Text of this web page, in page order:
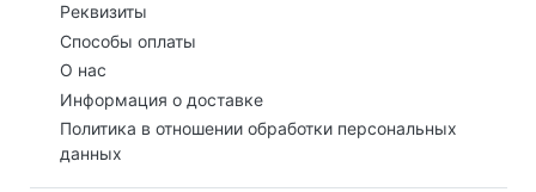
Реквизиты
Способы оплаты
О нас
Информация о доставке
Политика в отношении обработки персональных
данных